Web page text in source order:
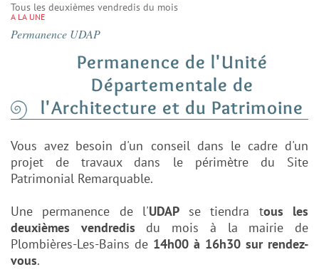
Tous les deuxièmes vendredis du mois
A LA UNE
Permanence UDAP
Permanence de l'Unité
Départementale de
l'Architecture et du Patrimoine
Vous avez besoin d'un conseil dans le cadre d'un
projet de travaux dans le périmètre du Site
Patrimonial Remarquable.
Une permanence de l'UDAPse tiendra tous les
deuxièmes vendredis du mois à la mairie de
Plombières-Les-Bains de 14h00 à 16h30 sur rendez-
vous.